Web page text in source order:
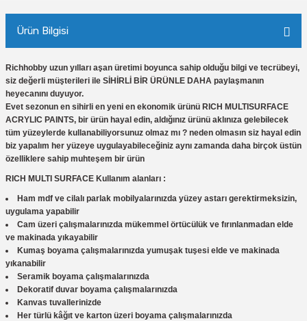
Ürün Bilgisi
Richhobby uzun yılları aşan üretimi boyunca sahip olduğu bilgi ve tecrübeyi,
siz değerli müşterileri ile SİHİRLİ BİR ÜRÜNLE DAHA paylaşmanın
heyecanını duyuyor.
Evet sezonun en sihirli en yeni en ekonomik ürünü RICH MULTISURFACE
ACRYLIC PAINTS, bir ürün hayal edin, aldığınız ürünü aklınıza gelebilecek
tüm yüzeylerde kullanabiliyorsunuz olmaz mı ? neden olmasın siz hayal edin
biz yapalım her yüzeye uygulayabileceğiniz aynı zamanda daha birçok üstün
özelliklere sahip muhteşem bir ürün
RICH MULTI SURFACE Kullanım alanları :
Ham mdf ve cilalı parlak mobilyalarınızda yüzey astarı gerektirmeksizin,
uygulama yapabilir
Cam üzeri çalışmalarınızda mükemmel örtücülük ve fırınlanmadan elde
ve makinada yıkayabilir
Kumaş boyama çalışmalarınızda yumuşak tuşesi elde ve makinada
yıkanabilir
Seramik boyama çalışmalarınızda
Dekoratif duvar boyama çalışmalarınızda
Kanvas tuvallerinizde
Her türlü kâğıt ve karton üzeri boyama çalışmalarınızda